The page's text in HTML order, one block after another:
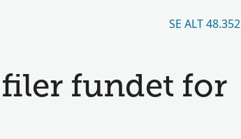
SE ALT 48.352
fundet for